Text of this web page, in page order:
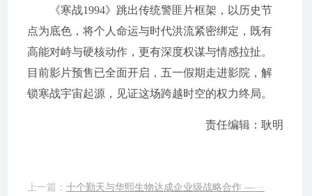
《寒战1994》跳出传统警匪片框架，以历史节
点为底色，将个人命运与时代洪流紧密绑定，既有
高能对峙与硬核动作，更有深度权谋与情感拉扯。
目前影片预售已全面开启，五一假期走进影院，解
锁寒战宇宙起源，见证这场跨越时空的权力终局。
责任编辑：耿明
上一篇： 十个勤天与华熙生物达成企业级战略合作 —···